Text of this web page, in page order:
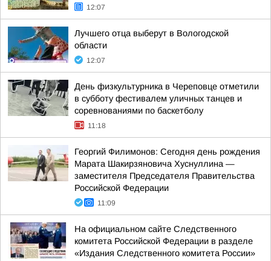
12:07
Лучшего отца выберут в Вологодской
области
12:07
День физкультурника в Череповце отметили
в субботу фестивалем уличных танцев и
соревнованиями по баскетболу
11:18
Георгий Филимонов: Сегодня день рождения
Марата Шакирзяновича Хуснуллина —
заместителя Председателя Правительства
Российской Федерации
11:09
На официальном сайте Следственного
комитета Российской Федерации в разделе
«Издания Следственного комитета России»